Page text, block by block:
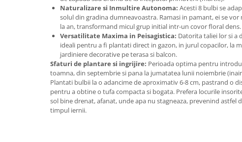
Tratamente repaus vegetativ
Ingrasaminte plante
Ingrasaminte plante
Ingrasaminte plante - CUTIE / KG
Ingrasaminte plante - ECOLOGICE
Ingrasaminte plante - FLORI
Ingrasaminte plante - FLORI - GEL
Naturalizare si Inmultire Autonoma: Acesti 8 bulbi se
solul din gradina dumneavoastra. Ramasi in pamant, ei se
la an, transformand micul grup initial intr-un covor floral dens.
Versatilitate Maxima in Peisagistica: Datorita taliei lor si a
ideali pentru a fi plantati direct in gazon, in jurul copacilor, la
jardiniere decorative pe terasa si balcon.
Sfaturi de plantare si ingrijire: Perioada optima pentru
toamna, din septembrie si pana la jumatatea lunii noiembrie
Plantati bulbii la o adancime de aproximativ 6-8 cm, pastrand o
pentru a obtine o tufa compacta si bogata. Prefera locurile
sol bine drenat, afanat, unde apa nu stagneaza, prevenind astfel
timpul iernii.